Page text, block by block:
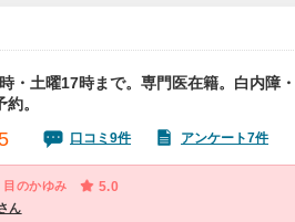
・土曜17時まで。専門医在籍。白内障
。
口コミ9件 アンケート7件
目のかゆみ 5.0
ん